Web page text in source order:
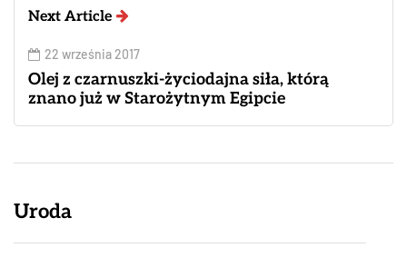
Next Article
22 września 2017
Olej z czarnuszki-życiodajna siła, którą
znano już w Starożytnym Egipcie
Uroda